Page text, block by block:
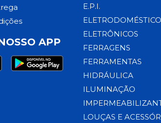
APP
E.P.I.
ELETRÔNICOS
FERRAGENS
FERRAMENTAS
HIDRÁULICA
ILUMINAÇÃO
LOUÇAS E